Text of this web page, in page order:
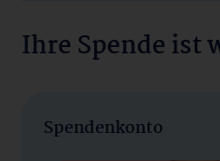
Ihre Spende ist
Spendenkonto